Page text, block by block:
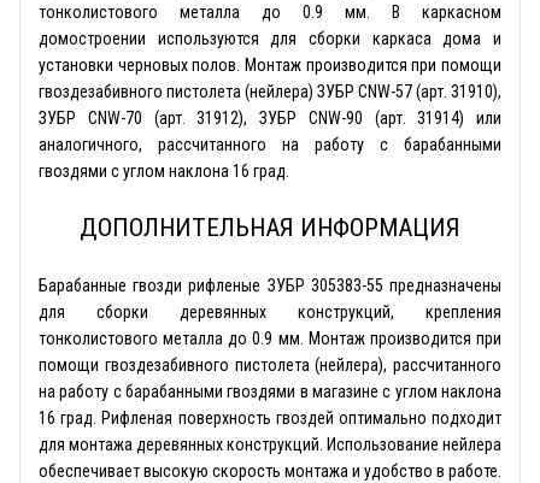
тонколистового металла до 0.9 мм. В каркасном
домостроении используются для сборки каркаса дома и
установки черновых полов. Монтаж производится при помощи
гвоздезабивного пистолета (нейлера) ЗУБР CNW-57 (арт. 31910),
ЗУБР CNW-70 (арт. 31912), ЗУБР CNW-90 (арт. 31914) или
аналогичного, рассчитанного на работу с барабанными
гвоздями с углом наклона 16 град.
ДОПОЛНИТЕЛЬНАЯ ИНФОРМАЦИЯ
Барабанные гвозди рифленые ЗУБР 305383-55 предназначены
для сборки деревянных конструкций, крепления
тонколистового металла до 0.9 мм. Монтаж производится при
помощи гвоздезабивного пистолета (нейлера), рассчитанного
на работу с барабанными гвоздями в магазине с углом наклона
16 град. Рифленая поверхность гвоздей оптимально подходит
для монтажа деревянных конструкций. Использование нейлера
обеспечивает высокую скорость монтажа и удобство в работе.